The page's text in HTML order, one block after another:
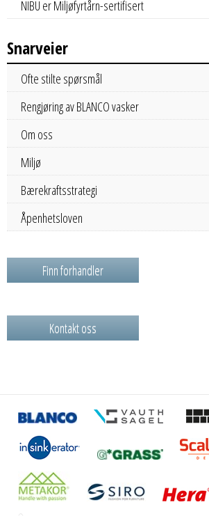
NIBU er Miljøfyrtårn-sertifisert
Snarveier
Ofte stilte spørsmål
Rengjøring av BLANCO vasker
Om oss
Miljø
Bærekraftsstrategi
Åpenhetsloven
Finn forhandler
Kontakt oss